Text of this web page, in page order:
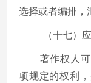
选择或者编排，
（十七）
著作权人
项规定的权利